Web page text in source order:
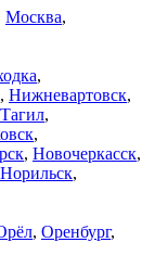
Москва,
,
, Нижневартовск,
,
,
, Новочеркасск,
Норильск,
, Оренбург,